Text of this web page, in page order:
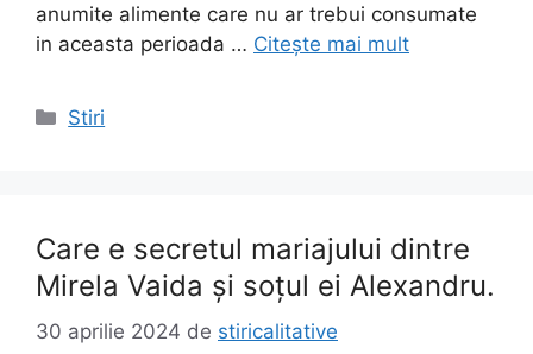
anumite alimente care nu ar trebui consumate
in aceasta perioada … Citește mai mult
Categorii
Stiri
Care e secretul mariajului dintre
Mirela Vaida și soțul ei Alexandru.
30 aprilie 2024 de stiricalitative